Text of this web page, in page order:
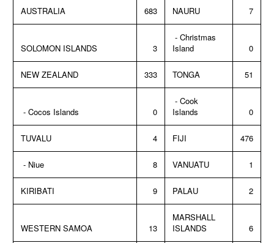
AUSTRALIA 683 NAURU 7
SOLOMON ISLANDS 3
- Christmas
Island
0
NEW ZEALAND 333 TONGA 51
- Cocos Islands 0
- Cook
Islands
0
TUVALU 4 FIJI 476
- Niue 8 VANUATU 1
KIRIBATI 9 PALAU 2
WESTERN SAMOA 13
MARSHALL
ISLANDS
6